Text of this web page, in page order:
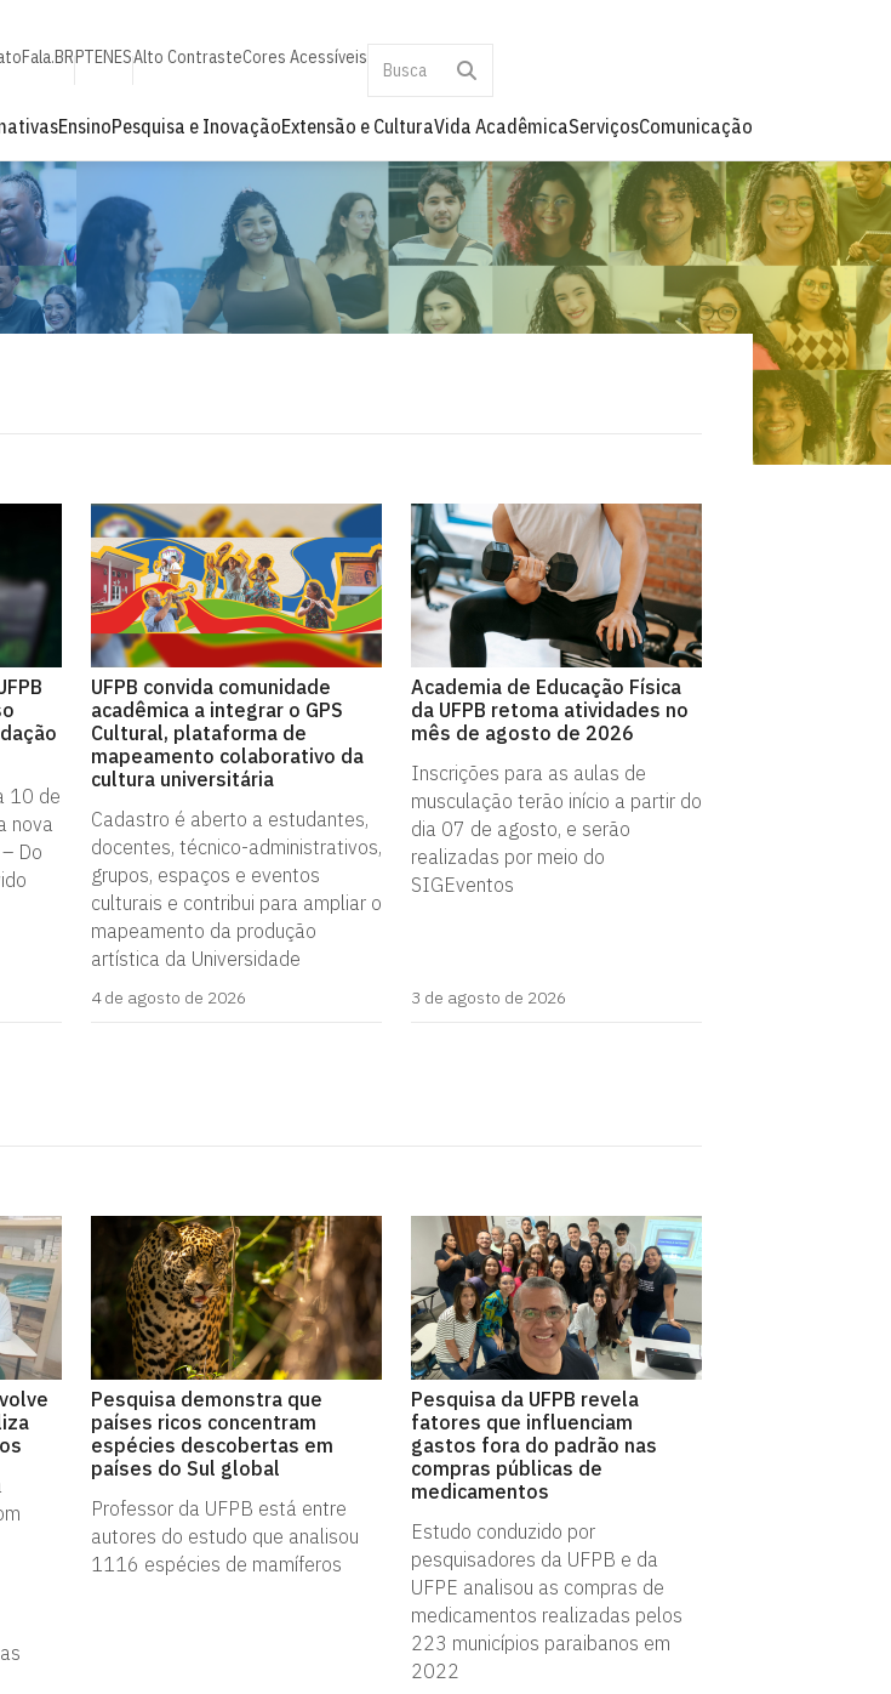
Fala.BRPTENESAlto ContrasteCores Acessíveis
EnsinoPesquisa e InovaçãoExtensão e CulturaVida AcadêmicaServiçosComunicação
10 de
nova
Do
UFPB convida comunidade
acadêmica a integrar o GPS
Cultural, plataforma de
mapeamento colaborativo da
cultura universitária
Cadastro é aberto a estudantes,
docentes, técnico-administrativos,
grupos, espaços e eventos
culturais e contribui para ampliar o
mapeamento da produção
artística da Universidade
4 de agosto de 2026
Academia de Educação Física
da UFPB retoma atividades no
mês de agosto de 2026
Inscrições para as aulas de
musculação terão início a partir do
dia 07 de agosto, e serão
realizadas por meio do
SIGEventos
3 de agosto de 2026
Pesquisa demonstra que
países ricos concentram
espécies descobertas em
países do Sul global
Professor da UFPB está entre
autores do estudo que analisou
1116 espécies de mamíferos
Pesquisa da UFPB revela
fatores que influenciam
gastos fora do padrão nas
compras públicas de
medicamentos
Estudo conduzido por
pesquisadores da UFPB e da
UFPE analisou as compras de
medicamentos realizadas pelos
223 municípios paraibanos em
2022